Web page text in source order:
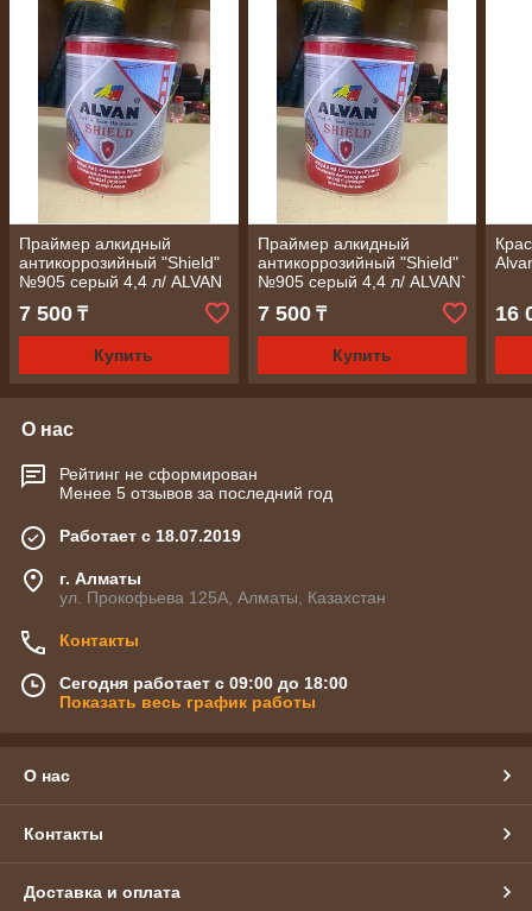
Праймер алкидный
антикоррозийный "Shield"
№905 серый 4,4 л/ ALVAN
7 500 ₸
Купить
Праймер алкидный
антикоррозийный "Shield"
№905 серый 4,4 л/ ALVAN`
7 500₸
Купить
16
О нас
Рейтинг не сформирован
Менее 5 отзывов за последний год
Работает с 18.07.2019
г. Алматы
ул. Прокофьева 125А, Алматы, Казахстан
Контакты
Сегодня работает с 09:00 до 18:00
Показать весь график работы
О нас
Контакты
Доставка и оплата